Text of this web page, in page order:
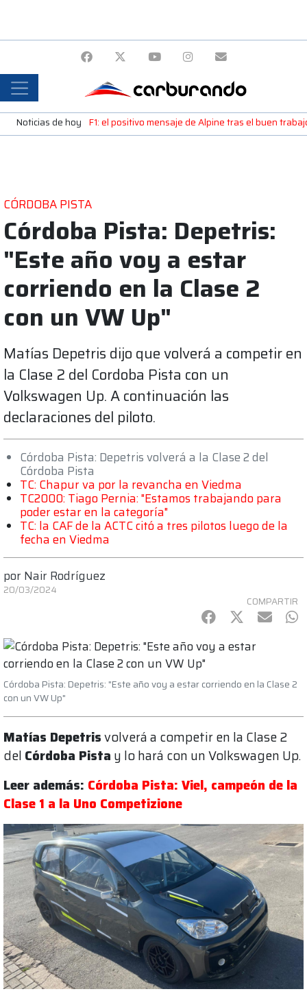
Noticias de hoy F1: el positivo mensaje de Alpine tras el buen
CÓRDOBA PISTA
Córdoba Pista: Depetris:
"Este año voy a estar
corriendo en la Clase 2
con un VW Up"
Matías Depetris dijo que volverá a competir en
la Clase 2 del Cordoba Pista con un
Volkswagen Up. A continuación las
declaraciones del piloto.
Córdoba Pista: Depetris volverá a la Clase 2 del
Córdoba Pista
TC: Chapur va por la revancha en Viedma
TC2000: Tiago Pernia: "Estamos trabajando para
poder estar en la categoría"
TC: la CAF de la ACTC citó a tres pilotos luego de la
fecha en Viedma
por Nair Rodríguez
20/03/2024
COMPARTIR
Facebook
Twitter
mail
Córdoba Pista: Depetris: "Este año voy a estar corriendo en la Clase 2
con un VW Up"
Matías Depetrisvolverá a competir en la Clase 2
del Córdoba Pista y lo hará con un Volkswagen Up.
Leer además: Córdoba Pista: Viel, campeón de la
Clase 1 a la Uno Competizione